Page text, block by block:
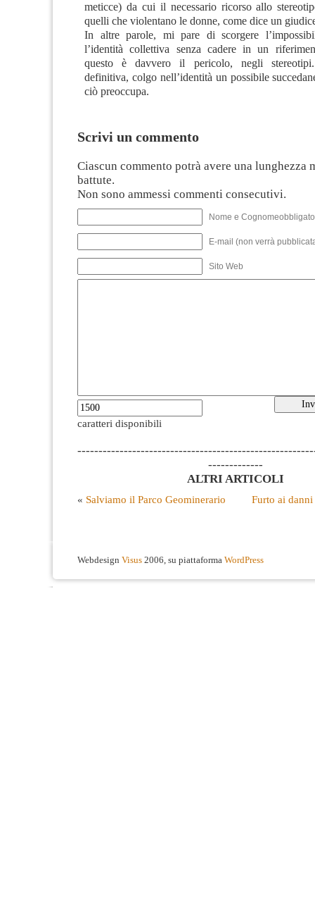
meticce) da cui il necessario ricorso allo
quelli che violentano le donne, come dice un
In altre parole, mi pare di scorgere
l’identità collettiva senza cadere in un
questo è davvero il pericolo, negli
definitiva, colgo nell’identità un possibile
ciò preoccupa.
Scrivi un commento
Ciascun commento potrà avere una lunghezza
battute.
Non sono ammessi commenti consecutivi.
Nome e
E-mail (non verrà
Sito Web
caratteri disponibili
-------------
ALTRI ARTICOLI
« Salviamo il Parco Geominerario Furto ai
Webdesign Visus 2006, su piattaforma WordPress